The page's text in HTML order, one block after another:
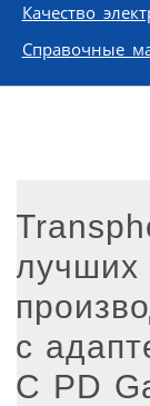
Качество
Справочные
лучших
с
C PD